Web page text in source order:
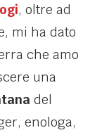
, oltre ad
mi ha dato
che amo
una
del
enologa,